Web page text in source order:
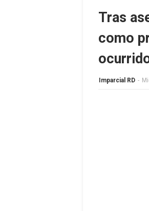
Tras
como
Imparcial RD -